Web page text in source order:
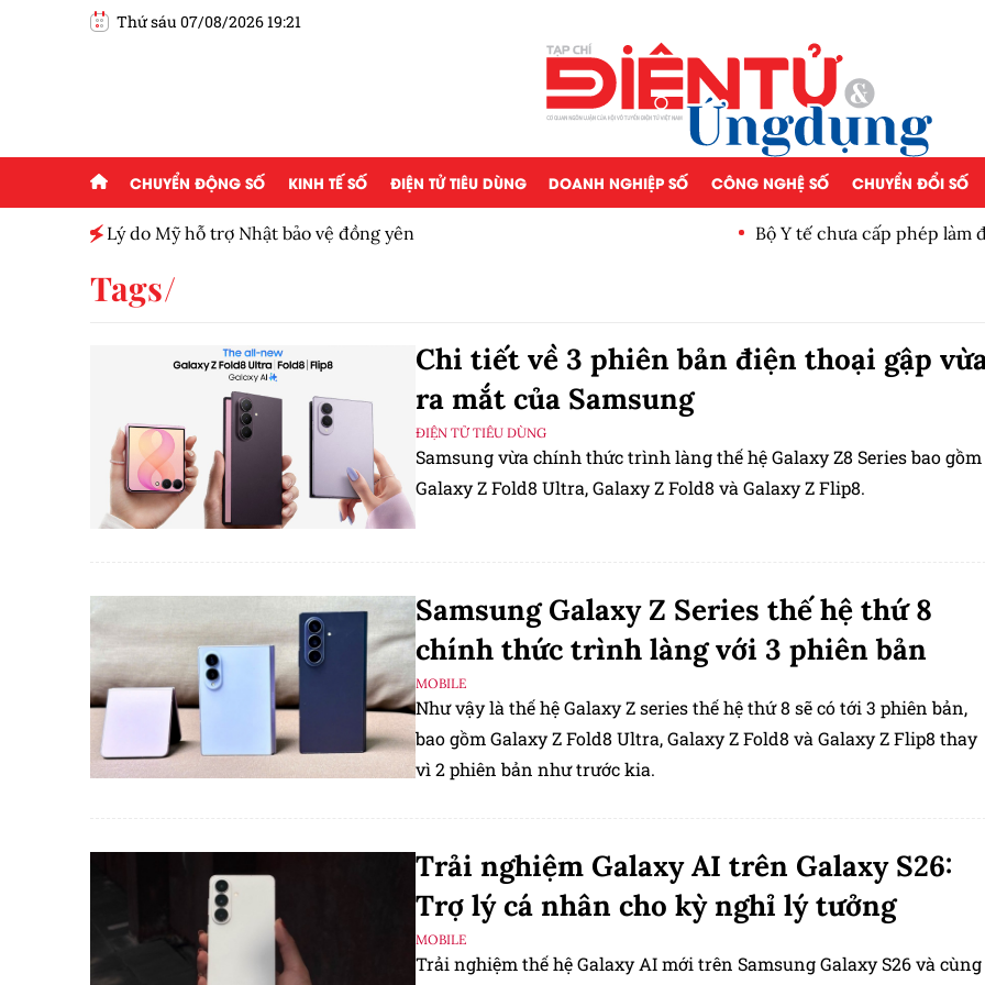
Thứ sáu 07/08/2026 19:21
CHUYỂN ĐỘNG SỐ KINH TẾ SỐ ĐIỆN TỬ TIÊU DÙNG DOANH NGHIỆP SỐ CÔNG NGHỆ SỐ CHUYỂN ĐỔI SỐ
Lý do Mỹ hỗ trợ Nhật bảo vệ đồng yên Bộ Y tế chưa cấp phép làm
Tags
Chi tiết về 3 phiên bản điện thoại gập
ra mắt của Samsung
ĐIỆN TỬ TIÊU DÙNG
Samsung vừa chính thức trình làng thế hệ Galaxy Z8 Series bao gồm
Galaxy Z Fold8 Ultra, Galaxy Z Fold8 và Galaxy Z Flip8.
Samsung Galaxy Z Series thế hệ thứ 8
chính thức trình làng với 3 phiên bản
MOBILE
Như vậy là thế hệ Galaxy Z series thế hệ thứ 8 sẽ có tới 3 phiên bản,
bao gồm Galaxy Z Fold8 Ultra, Galaxy Z Fold8 và Galaxy Z Flip8 thay
vì 2 phiên bản như trước kia.
Trải nghiệm Galaxy AI trên Galaxy S26:
Trợ lý cá nhân cho kỳ nghỉ lý tưởng
MOBILE
Trải nghiệm thế hệ Galaxy AI mới trên Samsung Galaxy S26 và cùng